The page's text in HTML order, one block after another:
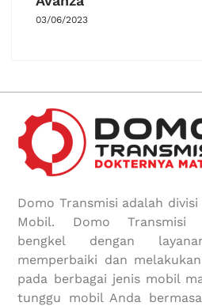
03/06/2023
Domo Transmisi adalah
Mobil. Domo Transmisi
bengkel dengan
memperbaiki dan
pada berbagai jenis mobil
tunggu mobil Anda